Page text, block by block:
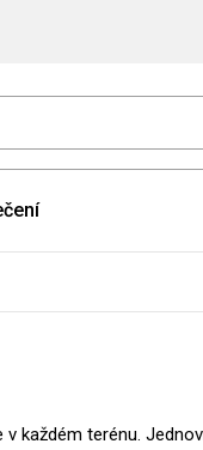
každém terénu.